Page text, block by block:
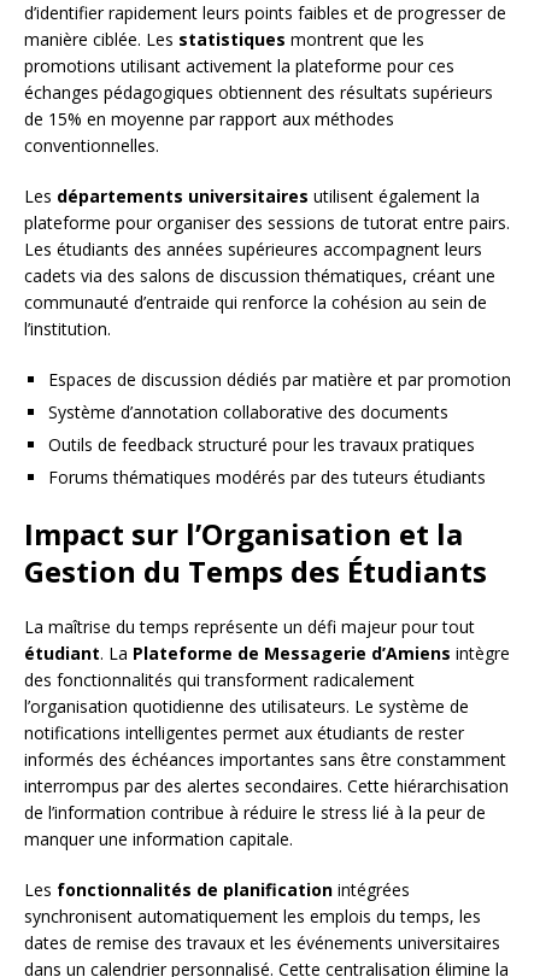
d’identifier rapidement leurs points faibles et de progresser de
manière ciblée. Les statistiques montrent que les
promotions utilisant activement la plateforme pour ces
échanges pédagogiques obtiennent des résultats supérieurs
de 15% en moyenne par rapport aux méthodes
conventionnelles.
Les départements universitaires utilisent également la
plateforme pour organiser des sessions de tutorat entre pairs.
Les étudiants des années supérieures accompagnent leurs
cadets via des salons de discussion thématiques, créant une
communauté d’entraide qui renforce la cohésion au sein de
l’institution.
Espaces de discussion dédiés par matière et par promotion
Système d’annotation collaborative des documents
Outils de feedback structuré pour les travaux pratiques
Forums thématiques modérés par des tuteurs étudiants
Impact sur l’Organisation et la
Gestion du Temps des Étudiants
La maîtrise du temps représente un défi majeur pour tout
étudiant. La Plateforme de Messagerie d’Amiens intègre
des fonctionnalités qui transforment radicalement
l’organisation quotidienne des utilisateurs. Le système de
notifications intelligentes permet aux étudiants de rester
informés des échéances importantes sans être constamment
interrompus par des alertes secondaires. Cette hiérarchisation
de l’information contribue à réduire le stress lié à la peur de
manquer une information capitale.
Les fonctionnalités de planification intégrées
synchronisent automatiquement les emplois du temps, les
dates de remise des travaux et les événements universitaires
dans un calendrier personnalisé. Cette centralisation élimine la